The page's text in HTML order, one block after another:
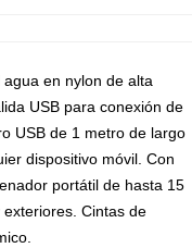
en nylon de alta
USB para conexión de
USB de 1 metro de largo
dispositivo móvil. Con
portátil de hasta 15
Cintas de